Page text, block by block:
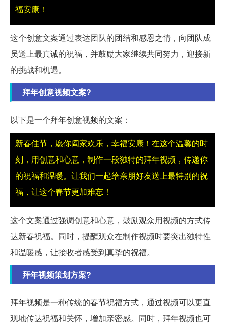
福安康！
这个创意文案通过表达团队的团结和感恩之情，向团队成
员送上最真诚的祝福，并鼓励大家继续共同努力，迎接新
的挑战和机遇。
拜年创意视频文案?
以下是一个拜年创意视频的文案：
新春佳节，愿你阖家欢乐，幸福安康！在这个温馨的时
刻，用创意和心意，制作一段独特的拜年视频，传递你
的祝福和温暖。让我们一起给亲朋好友送上最特别的祝
福，让这个春节更加难忘！
这个文案通过强调创意和心意，鼓励观众用视频的方式传
达新春祝福。同时，提醒观众在制作视频时要突出独特性
和温暖感，让接收者感受到真挚的祝福。
拜年视频策划方案?
拜年视频是一种传统的春节祝福方式，通过视频可以更直
观地传达祝福和关怀，增加亲密感。同时，拜年视频也可